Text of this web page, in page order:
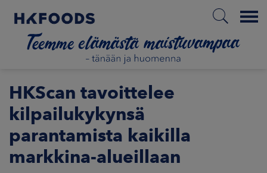
Menu
ETUSIVU
HKScan tavoittelee
kilpailukykynsä
parantamista kaikilla
markkina-alueillaan